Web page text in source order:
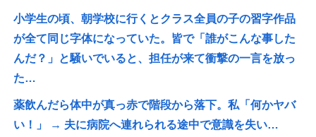
小学生の頃、朝学校に行くとクラス全員の子の習字作品
が全て同じ字体になっていた。皆で「誰がこんな事した
んだ？」と騒いでいると、担任が来て衝撃の一言を放っ
た…
薬飲んだら体中が真っ赤で階段から落下。私「何かヤバ
い！」 → 夫に病院へ連れられる途中で意識を失い…